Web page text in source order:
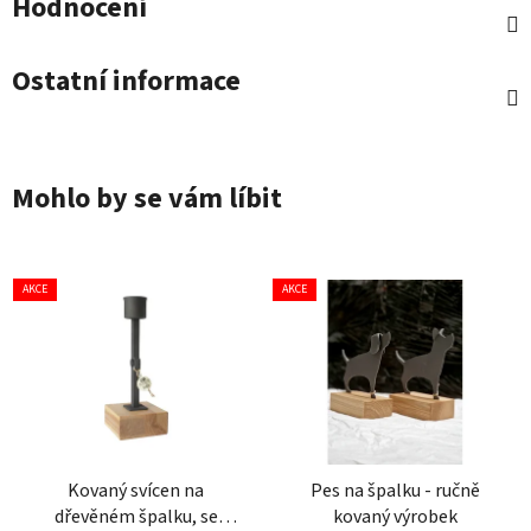
Ostatní informace
Mohlo by se vám líbit
AKCE
Kovaný svícen na
dřevěném špalku, se
AKCE
Pes na špalku - ručně
kovaný výrobek